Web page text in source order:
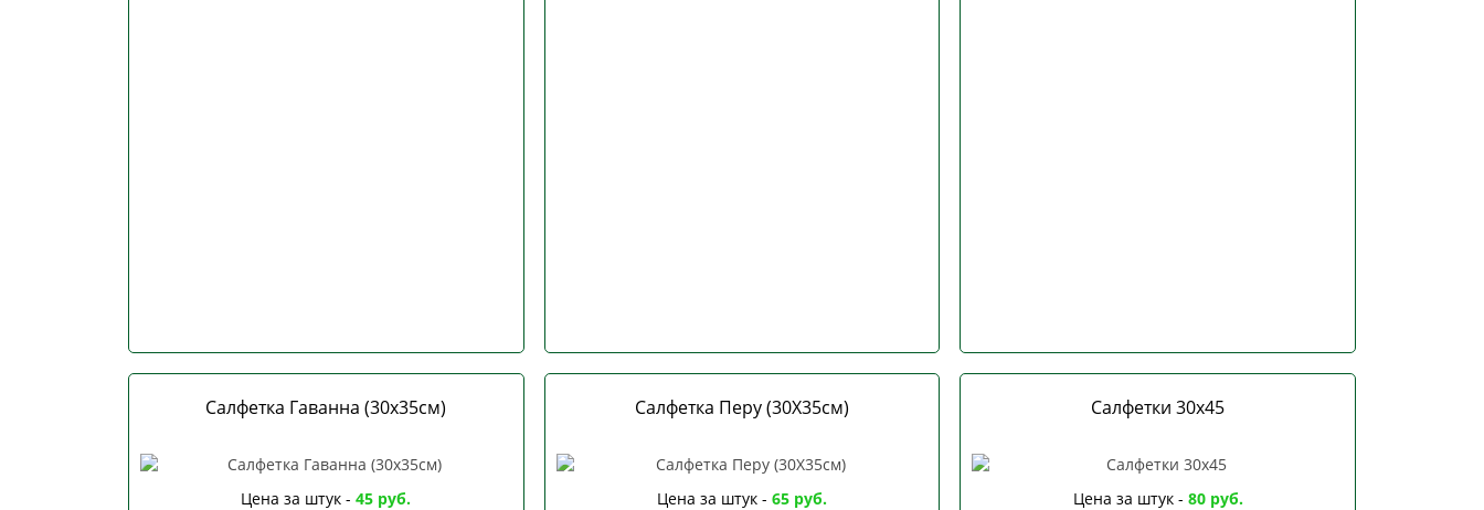
Салфетка Гаванна (30х35см)
Цена за штук -45 руб.
Салфетка Перу (30Х35см)
Цена за штук - 65 руб.
Салфетки 30х45
Цена за штук - 80 руб.